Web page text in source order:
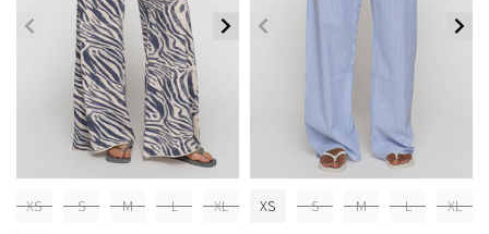
XS S M L XL XS S M L XL